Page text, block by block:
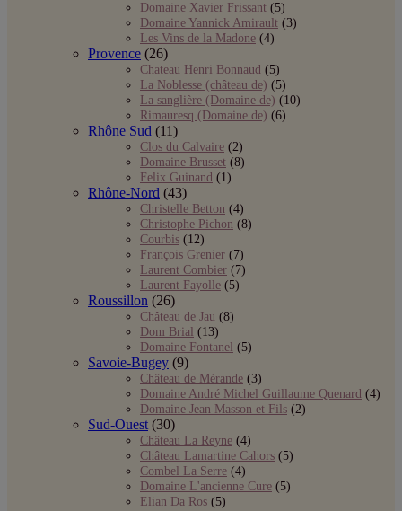
Domaine Xavier Frissant (5)
Domaine Yannick Amirault (3)
Les Vins de la Madone (4)
Provence (26)
Chateau Henri Bonnaud (5)
La Noblesse (château de) (5)
La sanglière (Domaine de) (10)
Rimauresq (Domaine de) (6)
Rhône Sud (11)
Clos du Calvaire (2)
Domaine Brusset (8)
Felix Guinand (1)
Rhône-Nord (43)
Christelle Betton (4)
Christophe Pichon (8)
Courbis (12)
François Grenier (7)
Laurent Combier (7)
Laurent Fayolle (5)
Roussillon (26)
Château de Jau (8)
Dom Brial (13)
Domaine Fontanel (5)
Savoie-Bugey (9)
Château de Mérande (3)
Domaine André Michel Guillaume Quenard (4)
Domaine Jean Masson et Fils (2)
Sud-Ouest (30)
Château La Reyne (4)
Château Lamartine Cahors (5)
Combel La Serre (4)
Domaine L'ancienne Cure (5)
Elian Da Ros (5)